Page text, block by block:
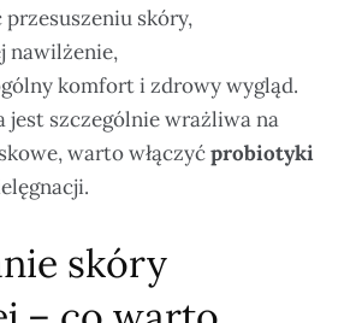
przesuszeniu skóry,
nawilżenie,
komfort i zdrowy wygląd.
jest szczególnie wrażliwa na
warto włączyćprobiotyki
skóry